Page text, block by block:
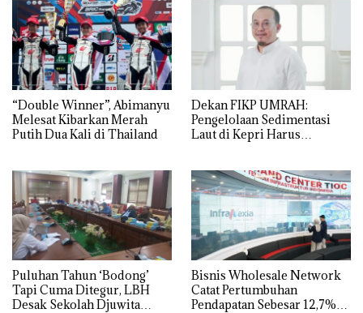
“Double Winner”, Abimanyu
Melesat Kibarkan Merah
Putih Dua Kali di Thailand
Dekan FIKP UMRAH:
Pengelolaan Sedimentasi
Laut di Kepri Harus
dengan Konservasi
Puluhan Tahun ‘Bodong’
Tapi Cuma Ditegur, LBH
Desak Sekolah Djuwita
Bisnis Wholesale Network
Catat Pertumbuhan
Pendapatan Sebesar 12,7%